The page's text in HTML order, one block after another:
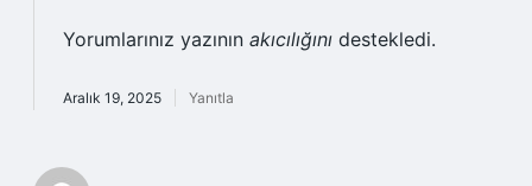
Yorumlarınız yazının akıcılığını destekledi.
Aralık 19, 2025 Yanıtla